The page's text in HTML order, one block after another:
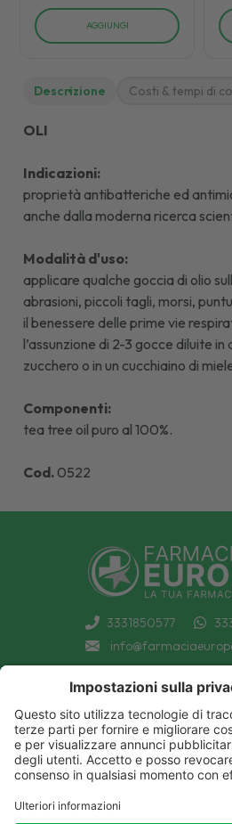
AGGIUNGI
Descrizione Costi & tempi di
OLI
Indicazioni:
proprietà antibatteriche ed
anche dalla moderna ricerca
Modalità d'uso:
applicare qualche goccia di olio
abrasioni, piccoli tagli, morsi,
il benessere delle prime vie
l’assunzione di 2-3 gocce diluite
zucchero o in un cucchiaino di
Componenti:
tea tree oil puro al 100%.
Cod. 0522
3331850577
PRIVACY POLICY
COOKIE POLICY
DECONTRIBUZIONE INPS
SPEDIZIONI
COUPON E OFFERTE
IL